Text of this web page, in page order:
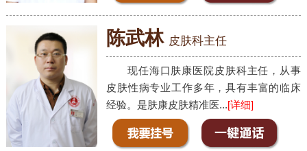
陈武林 皮肤科主任
现任海口肤康医院皮肤科主任，从事
皮肤性病专业工作多年，具有丰富的临床
经验。是肤康皮肤精准医...[详细]